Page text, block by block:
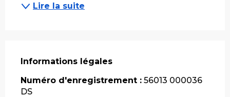
Lire la suite
Informations légales
Informations légales
Numéro d'enregistrement : 56013 000036
DS